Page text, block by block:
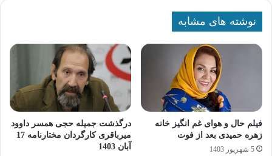
نوشته های مشابه
فیلم حال و هوای غم انگیز خانه
زهره حمیدی بعد از فوت
5 شهریور 1403
درگذشت جمیله حجی همسر داوود
میرباقری کارگردان مختارنامه 17
آبان 1403